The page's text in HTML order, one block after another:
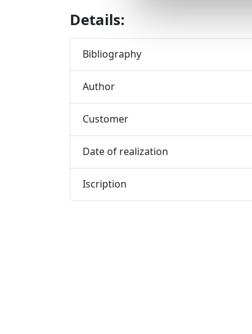
Details:
Bibliography
Author
Customer
Date of realization
Iscription